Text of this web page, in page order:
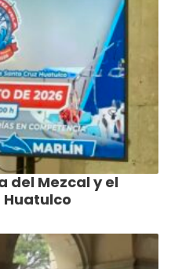
del Mezcal y el
Huatulco